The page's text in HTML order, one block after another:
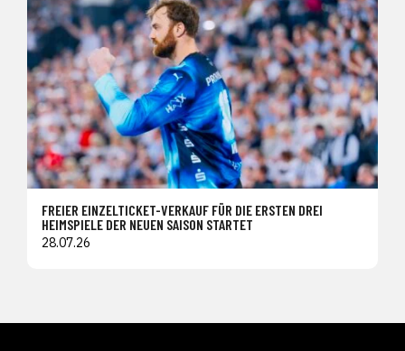
FREIER EINZELTICKET-VERKAUF FÜR DIE ERSTEN DREI
HEIMSPIELE DER NEUEN SAISON STARTET
28.07.26